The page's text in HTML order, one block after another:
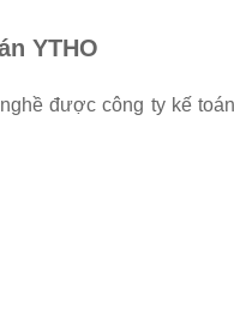
YTHO
được công ty kế